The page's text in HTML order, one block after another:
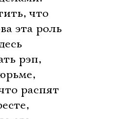
что
эта роль
рэп,
распят